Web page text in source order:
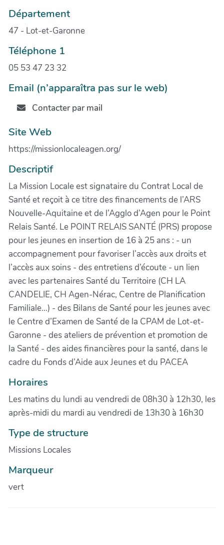
Département
47 - Lot-et-Garonne
Téléphone 1
05 53 47 23 32
Email (n’apparaîtra pas sur le web)
Contacter par mail
Site Web
https://missionlocaleagen.org/
Descriptif
La Mission Locale est signataire du Contrat Local de
Santé et reçoit à ce titre des financements de l’ARS
Nouvelle-Aquitaine et de l’Agglo d’Agen pour le Point
Relais Santé. Le POINT RELAIS SANTÉ (PRS) propose
pour les jeunes en insertion de 16 à 25 ans : - un
accompagnement pour favoriser l’accès aux droits et
l’accès aux soins - des entretiens d’écoute - un lien
avec les partenaires Santé du Territoire (CH LA
CANDELIE, CH Agen-Nérac, Centre de Planification
Familiale…) - des Bilans de Santé pour les jeunes avec
le Centre d’Examen de Santé de la CPAM de Lot-et-
Garonne - des ateliers de prévention et promotion de
la Santé - des aides financières pour la santé, dans le
cadre du Fonds d’Aide aux Jeunes et du PACEA
Horaires
Les matins du lundi au vendredi de 08h30 à 12h30, les
après-midi du mardi au vendredi de 13h30 à 16h30
Type de structure
Missions Locales
Marqueur
vert